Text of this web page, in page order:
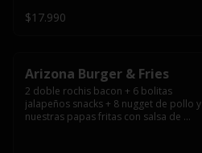
$17.990
Arizona Burger & Fries
2 doble rochis bacon + 6 bolitas
jalapeños snacks + 8 nugget de pollo y
nuestras papas fritas con salsa de